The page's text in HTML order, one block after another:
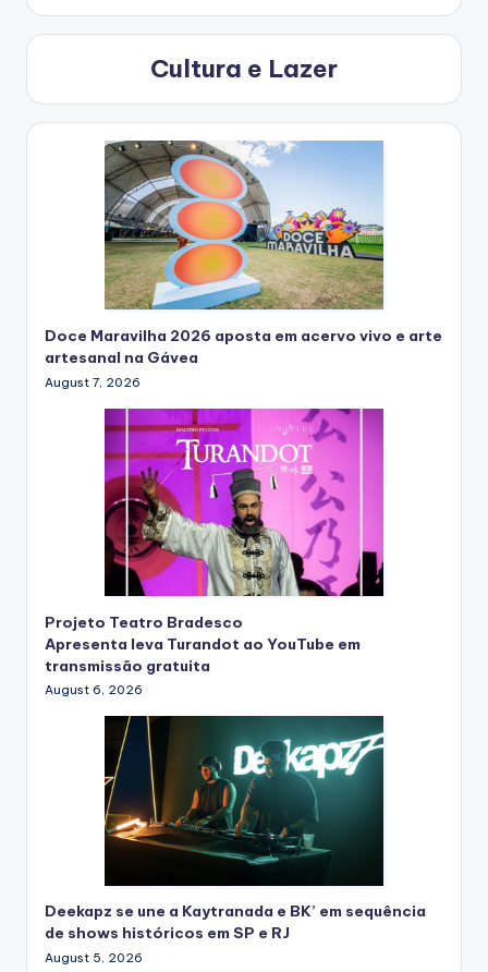
Cultura e Lazer
Doce Maravilha 2026 aposta em acervo vivo e arte
artesanal na Gávea
August 7, 2026
Projeto Teatro Bradesco
Apresenta leva Turandot ao YouTube em
transmissão gratuita
August 6, 2026
Deekapz se une a Kaytranada e BK’ em sequência
de shows históricos em SP e RJ
August 5, 2026